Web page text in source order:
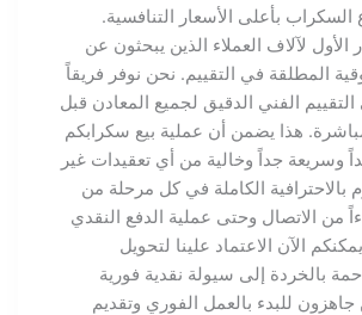
السكراب بأعلى الأسعار التنافسية.
الأول لآلاف العملاء الذين يبحثون عن
المطلقة في التقييم. نحن نوفر فريقاً
الفني الدقيق لجميع المعادن قبل
هذا يضمن أن عملية بيع سكرابكم
وسريعة جداً وخالية من أي تعقيدات غير
بالاحترافية الكاملة في كل مرحلة من
من الاتصال وحتى عملية الدفع النقدي
الآن الاعتماد علينا لتحويل
بالخردة إلى سيولة نقدية فورية
للبدء بالعمل الفوري وتقديم